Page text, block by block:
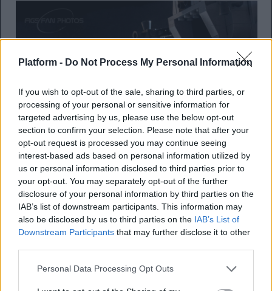
Platform - Do Not Process My Personal Information
If you wish to opt-out of the sale, sharing to third parties, or
processing of your personal or sensitive information for
targeted advertising by us, please use the below opt-out
section to confirm your selection. Please note that after your
opt-out request is processed you may continue seeing
interest-based ads based on personal information utilized by
us or personal information disclosed to third parties prior to
your opt-out. You may separately opt-out of the further
disclosure of your personal information by third parties on the
IAB’s list of downstream participants. This information may
also be disclosed by us to third parties on the IAB’s List of
Downstream Participants that may further disclose it to other
Personal Data Processing Opt Outs